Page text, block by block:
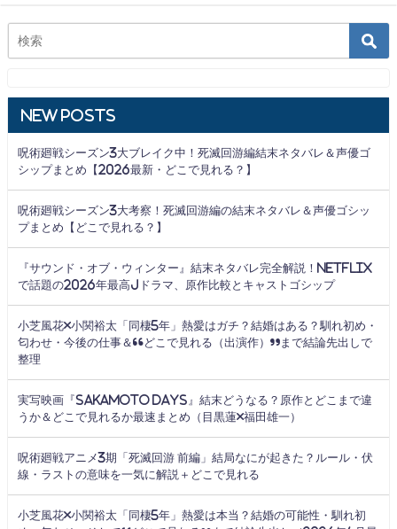
New Posts
呪術廻戦シーズン3大ブレイク中！死滅回游編結末ネタバレ＆声優ゴ
シップまとめ【2026最新・どこで見れる？】
呪術廻戦シーズン3大考察！死滅回游編の結末ネタバレ＆声優ゴシッ
プまとめ【どこで見れる？】
『サウンド・オブ・ウィンター』結末ネタバレ完全解説！Netflix
で話題の2026年最高Jドラマ、原作比較とキャストゴシップ
小芝風花×小関裕太「同棲5年」熱愛はガチ？結婚はある？馴れ初め・
匂わせ・今後の仕事＆“どこで見れる（出演作）”まで結論先出しで
整理
実写映画『SAKAMOTO DAYS』結末どうなる？原作とどこまで違
うか＆どこで見れるか最速まとめ（目黒蓮×福田雄一）
呪術廻戦アニメ3期「死滅回游 前編」結局なにが起きた？ルール・伏
線・ラストの意味を一気に解説＋どこで見れる
小芝風花×小関裕太「同棲5年」熱愛は本当？結婚の可能性・馴れ初